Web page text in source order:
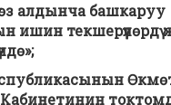
өз алдынча башкаруу
текшерүүлөрдү